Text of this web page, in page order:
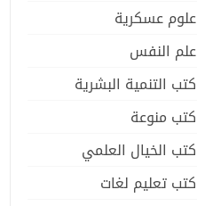
علوم عسكرية
علم النفس
كتب التنمية البشرية
كتب منوعة
كتب الخيال العلمي
كتب تعليم لغات